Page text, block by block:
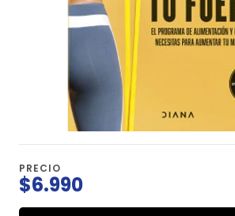
PRECIO
$6.990